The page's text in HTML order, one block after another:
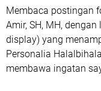
Membaca postingan
Amir, SH, MH,
display) yang
Personalia
membawa ingatan